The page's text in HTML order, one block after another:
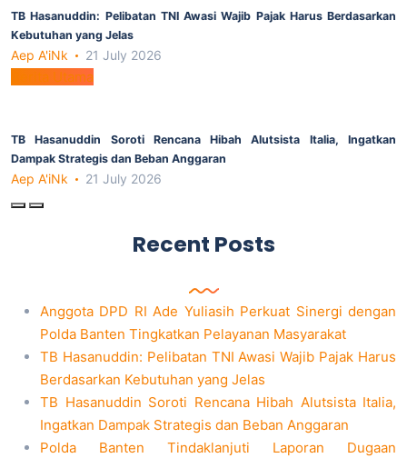
TB Hasanuddin: Pelibatan TNI Awasi Wajib Pajak Harus Berdasarkan
Kebutuhan yang Jelas
Aep A'iNk 21 July 2026
Berita Utama
TB Hasanuddin Soroti Rencana Hibah Alutsista Italia, Ingatkan
Dampak Strategis dan Beban Anggaran
Aep A'iNk 21 July 2026
Recent Posts
Anggota DPD RI Ade Yuliasih Perkuat Sinergi dengan
Polda Banten Tingkatkan Pelayanan Masyarakat
TB Hasanuddin: Pelibatan TNI Awasi Wajib Pajak Harus
Berdasarkan Kebutuhan yang Jelas
TB Hasanuddin Soroti Rencana Hibah Alutsista Italia,
Ingatkan Dampak Strategis dan Beban Anggaran
Polda Banten Tindaklanjuti Laporan Dugaan